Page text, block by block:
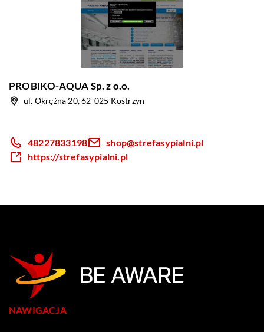
PROBIKO-AQUA Sp. z o.o.
ul. Okrężna 20, 62-025 Kostrzyn
48227833198
shop@strefasypialni.pl
https://strefasypialni.pl
NAWIGACJA